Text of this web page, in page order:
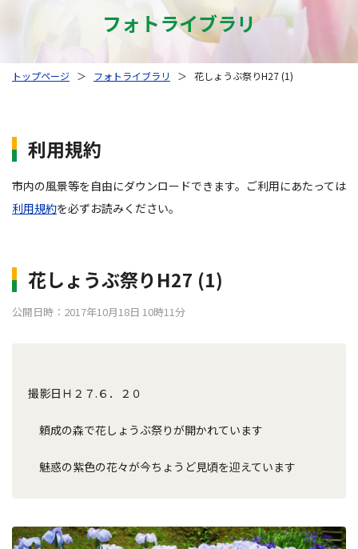
フォトライブラリ
トップページ ＞ フォトライブラリ ＞ 花しょうぶ祭りH27 (1)
利用規約
市内の風景等を自由にダウンロードできます。ご利用にあたっては
利用規約を必ずお読みください。
花しょうぶ祭りH27 (1)
公開日時：2017年10月18日 10時11分
撮影日Ｈ２７.６．２０
頼成の森で花しょうぶ祭りが開かれています
魅惑の紫色の花々が今ちょうど見頃を迎えています